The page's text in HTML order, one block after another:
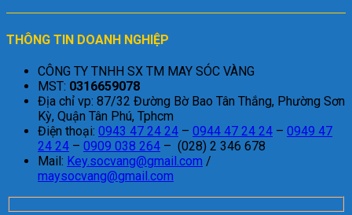
THÔNG TIN DOANH NGHIỆP
CÔNG TY TNHH SX TM MAY SÓC VÀNG
MST: 0316659078
Địa chỉ vp: 87/32 Đường Bờ Bao Tân Thắng, Phường Sơn
Kỳ, Quận Tân Phú, Tphcm
Điện thoại: 0943 47 24 24 – 0944 47 24 24 – 0949 47
24 24 – 0909 038 264 – (028) 2 346 678
Mail: Key.socvang@gmail.com /
maysocvang@gmail.com